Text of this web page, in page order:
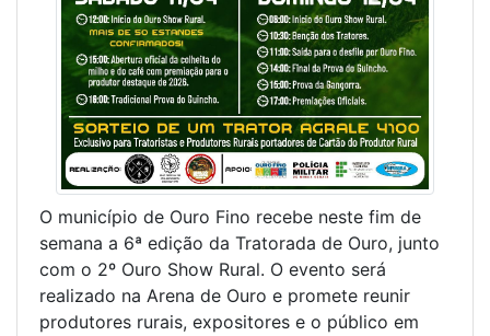
O município de Ouro Fino recebe neste fim de
semana a 6ª edição da Tratorada de Ouro, junto
com o 2º Ouro Show Rural. O evento será
realizado na Arena de Ouro e promete reunir
produtores rurais, expositores e o público em